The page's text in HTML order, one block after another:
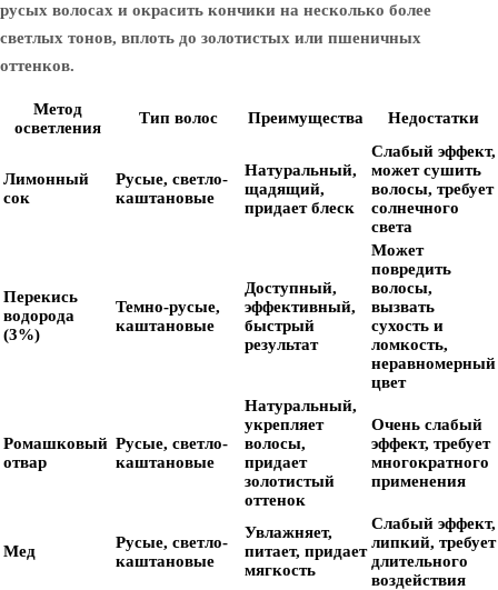
русых волосах и окрасить кончики на несколько более
светлых тонов, вплоть до золотистых или пшеничных
оттенков.
Метод
осветления
Тип волос Преимущества Недостатки
Лимонный
сок
Русые, светло-
каштановые
Натуральный,
щадящий,
придает блеск
Слабый эффект,
может сушить
волосы, требует
солнечного
света
Перекись
водорода
(3%)
Темно-русые,
каштановые
Доступный,
эффективный,
быстрый
результат
Может
повредить
волосы,
вызвать
сухость и
ломкость,
неравномерный
цвет
Ромашковый
отвар
Русые, светло-
каштановые
Натуральный,
укрепляет
волосы,
придает
золотистый
оттенок
Очень слабый
эффект, требует
многократного
применения
Мед
Русые, светло-
каштановые
Увлажняет,
питает, придает
мягкость
Слабый эффект,
липкий, требует
длительного
воздействия